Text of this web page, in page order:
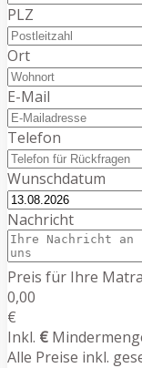
PLZ
Ort
E-Mail
Telefon
Wunschdatum
Nachricht
Preis für Ihre
0,00
€
Inkl. €
Alle Preise inkl.